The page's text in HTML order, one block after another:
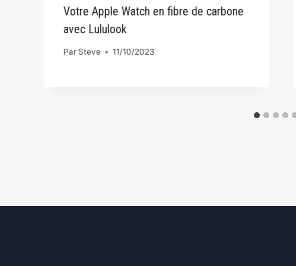
Votre Apple Watch en fibre de carbone
avec Lululook
ParSteve 11/10/2023